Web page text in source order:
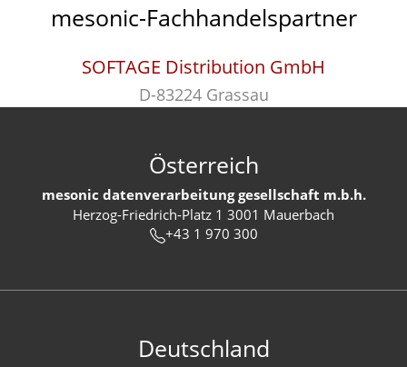
mesonic-Fachhandelspartner
SOFTAGE Distribution GmbH
D-83224 Grassau
Österreich
mesonic datenverarbeitung gesellschaft m.b.h.
Herzog-Friedrich-Platz 1 3001 Mauerbach
+43 1 970 300
Deutschland